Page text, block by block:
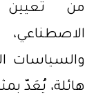
من تعيين
والسياسات
هائلة، يُعَدّ